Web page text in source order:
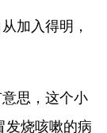
加入得明，
思，这个小
发烧咳嗽的病